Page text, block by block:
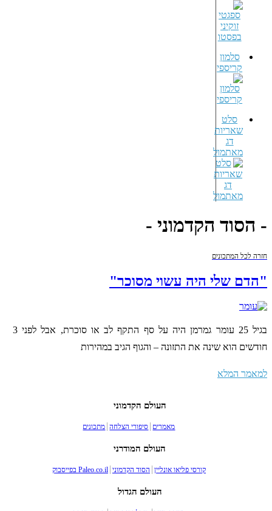
סלמון
קריספי
סלט
שאריות
דג
מאתמול
- הסוד הקדמוני -
חזרה לכל המתכונים
"הדם שלי היה עשוי מסוכר"
בגיל 25 עומר גמרמן היה על סף התקף לב או סוכרת, אבל לפני 3
חודשים הוא שינה את התזונה – והגוף הגיב במהירות
למאמר המלא
העולם הקדמוני
מאמרים סיפורי הצלחה מתכונים
העולם המודרני
קורסי פליאו אונליין הסוד הקדמוני Paleo.co.il בפייסבוק
העולם הגדול